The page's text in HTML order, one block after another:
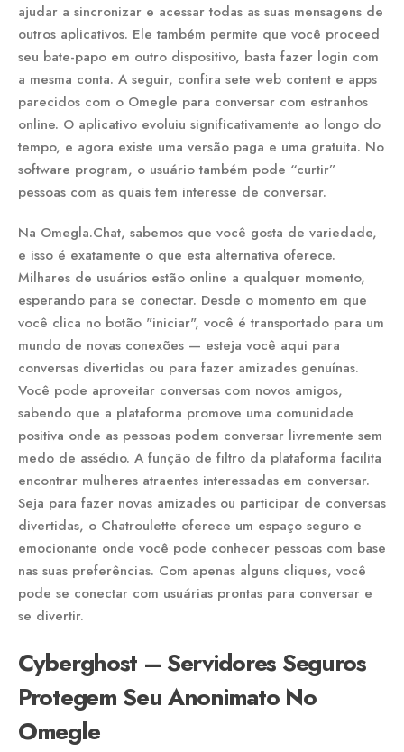
ajudar a sincronizar e acessar todas as suas mensagens de
outros aplicativos. Ele também permite que você proceed
seu bate-papo em outro dispositivo, basta fazer login com
a mesma conta. A seguir, confira sete web content e apps
parecidos com o Omegle para conversar com estranhos
online. O aplicativo evoluiu significativamente ao longo do
tempo, e agora existe uma versão paga e uma gratuita. No
software program, o usuário também pode “curtir”
pessoas com as quais tem interesse de conversar.
Na Omegla.Chat, sabemos que você gosta de variedade,
e isso é exatamente o que esta alternativa oferece.
Milhares de usuários estão online a qualquer momento,
esperando para se conectar. Desde o momento em que
você clica no botão "iniciar", você é transportado para um
mundo de novas conexões — esteja você aqui para
conversas divertidas ou para fazer amizades genuínas.
Você pode aproveitar conversas com novos amigos,
sabendo que a plataforma promove uma comunidade
positiva onde as pessoas podem conversar livremente sem
medo de assédio. A função de filtro da plataforma facilita
encontrar mulheres atraentes interessadas em conversar.
Seja para fazer novas amizades ou participar de conversas
divertidas, o Chatroulette oferece um espaço seguro e
emocionante onde você pode conhecer pessoas com base
nas suas preferências. Com apenas alguns cliques, você
pode se conectar com usuárias prontas para conversar e
se divertir.
Cyberghost – Servidores Seguros
Protegem Seu Anonimato No
Omegle